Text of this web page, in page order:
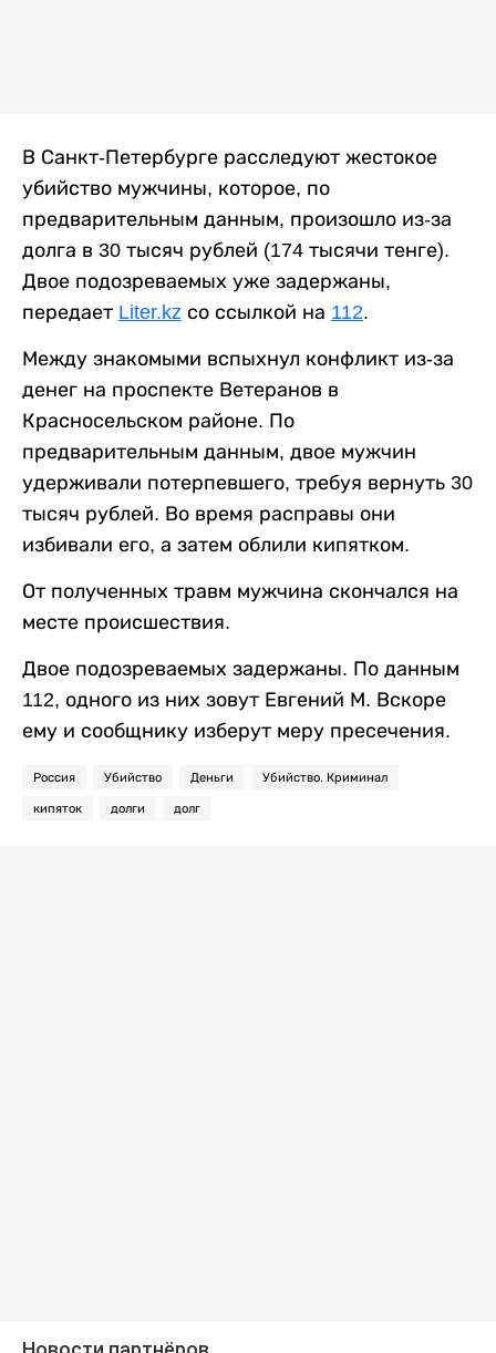
В Санкт-Петербурге расследуют жестокое
убийство мужчины, которое, по
предварительным данным, произошло из-за
долга в 30 тысяч рублей (174 тысячи тенге).
Двое подозреваемых уже задержаны,
передает Liter.kz со ссылкой на 112.
Между знакомыми вспыхнул конфликт из-за
денег на проспекте Ветеранов в
Красносельском районе. По
предварительным данным, двое мужчин
удерживали потерпевшего, требуя вернуть 30
тысяч рублей. Во время расправы они
избивали его, а затем облили кипятком.
От полученных травм мужчина скончался на
месте происшествия.
Двое подозреваемых задержаны. По данным
112, одного из них зовут Евгений М. Вскоре
ему и сообщнику изберут меру пресечения.
Россия Убийство Деньги Убийство. Криминал
кипяток долги долг